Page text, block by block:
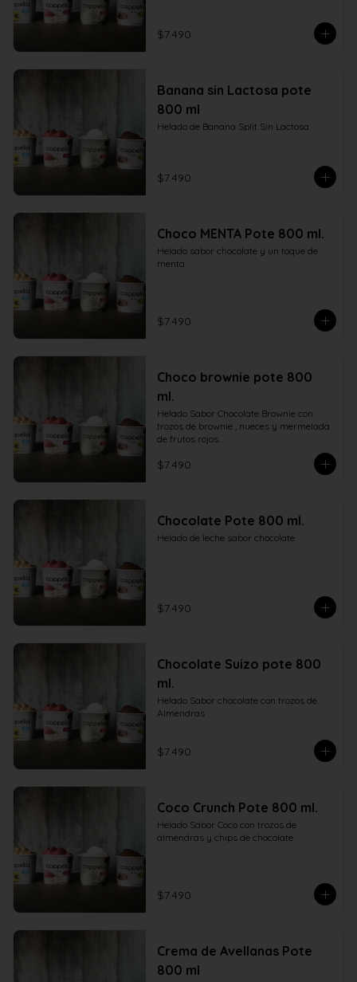
$7.490
Banana sin Lactosa pote
800 ml
Helado de Banana Split Sin Lactosa
$7.490
Choco MENTA Pote 800 ml.
Helado sabor chocolate y un toque de
menta.
$7.490
Choco brownie pote 800
ml.
Helado Sabor Chocolate Brownie con
trozos de brownie , nueces y mermelada
de frutos rojos.
$7.490
Chocolate Pote 800 ml.
Helado de leche sabor chocolate.
$7.490
Chocolate Suizo pote 800
ml.
Helado Sabor chocolate con trozos de
Almendras
$7.490
Coco Crunch Pote 800 ml.
Helado Sabor Coco con trozos de
almendras y chips de chocolate
$7.490
Crema de Avellanas Pote
800 ml